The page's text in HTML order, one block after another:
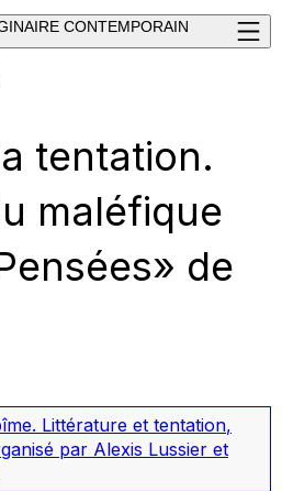
CONTEMPORAIN
tentation.
maléfique
de
Littérature et tentation,
par Alexis Lussier et